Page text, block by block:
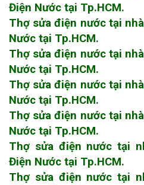
Điện Nước tại Tp.HCM.
Thợ sửa điện nước tại
Nước tại Tp.HCM.
Thợ sửa điện nước tại
Nước tại Tp.HCM.
Thợ sửa điện nước tại
Nước tại Tp.HCM.
Thợ sửa điện nước tại
Nước tại Tp.HCM.
Thợ sửa điện nước tại
Điện Nước tại Tp.HCM.
Thợ sửa điện nước tại